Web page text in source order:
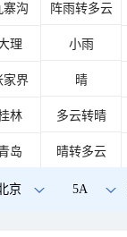
寨沟 阵雨转多云
理 小雨
家界 晴
林 多云转晴
岛 晴转多云
京 5A